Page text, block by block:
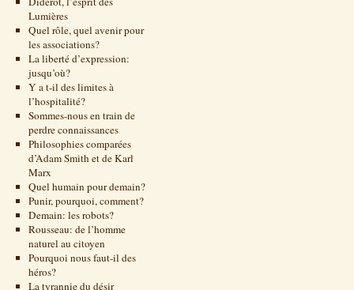
Lumières
Quel rôle, quel avenir pour
les associations?
La liberté d’expression:
jusqu’où?
Y a t-il des limites à
l’hospitalité?
Sommes-nous en train de
perdre connaissances
Philosophies comparées
d’Adam Smith et de Karl
Marx
Quel humain pour demain?
Punir, pourquoi, comment?
Demain: les robots?
Rousseau: de l’homme
naturel au citoyen
Pourquoi nous faut-il des
héros?
La tyrannie du désir